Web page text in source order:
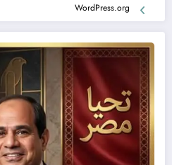
WordPress.org